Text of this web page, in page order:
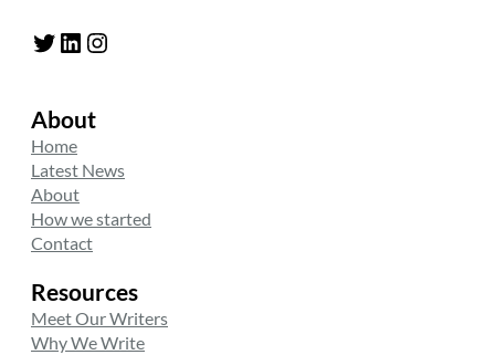
Twitter LinkedIn Instagram
About
Home
Latest News
About
How we started
Contact
Resources
Meet Our Writers
Why We Write